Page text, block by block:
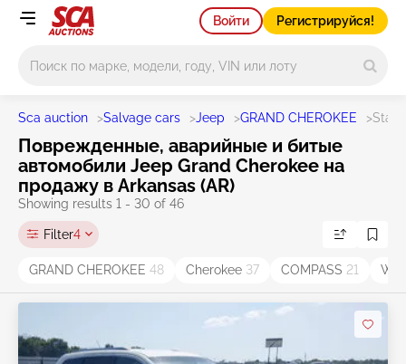
Войти Регистрируйся!
Sca auction >Salvage cars >Jeep >GRAND CHEROKEE >State
Поврежденные, аварийные и битые
автомобили Jeep Grand Cherokee на
продажу в Arkansas (AR)
Showing results 1 - 30 of 46
Filter4
GRAND CHEROKEE 48 Cherokee 37 COMPASS 21